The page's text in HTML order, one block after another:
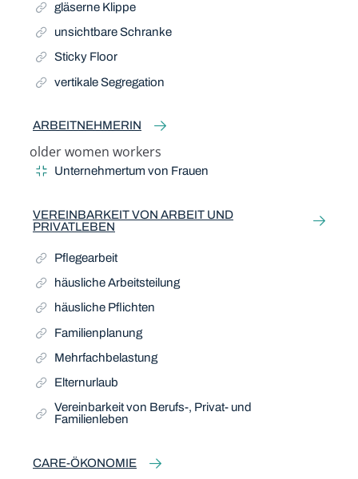
gläserne Klippe
unsichtbare Schranke
Sticky Floor
vertikale Segregation
ARBEITNEHMERIN
older women workers
Narrow Term
Unternehmertum von Frauen
VEREINBARKEIT VON ARBEIT UND
PRIVATLEBEN
Pflegearbeit
häusliche Arbeitsteilung
häusliche Pflichten
Familienplanung
Mehrfachbelastung
Elternurlaub
Vereinbarkeit von Berufs-, Privat- und
Familienleben
CARE-ÖKONOMIE